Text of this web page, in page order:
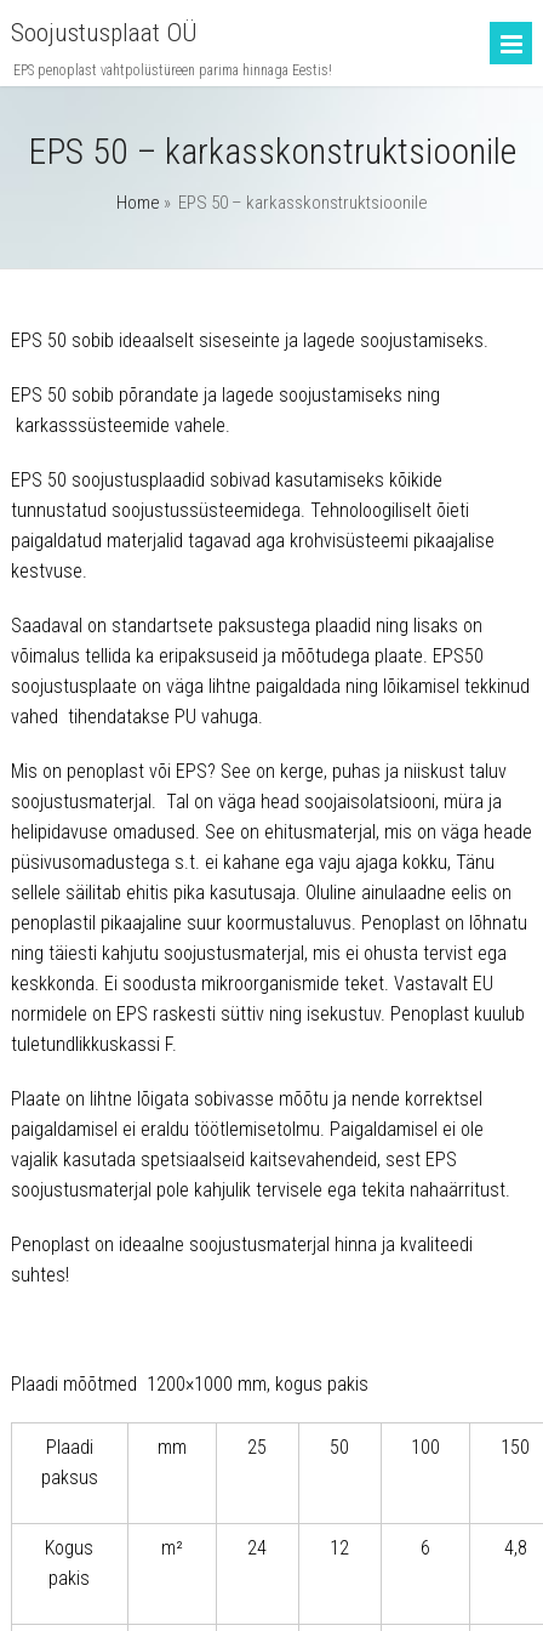
Soojustusplaat OÜ
EPS penoplast vahtpolüstüreen parima hinnaga Eestis!
EPS 50 – karkasskonstruktsioonile
Home » EPS 50 – karkasskonstruktsioonile
EPS 50 sobib ideaalselt siseseinte ja lagede soojustamiseks.
EPS 50 sobib põrandate ja lagede soojustamiseks ning
karkasssüsteemide vahele.
EPS 50 soojustusplaadid sobivad kasutamiseks kõikide
tunnustatud soojustussüsteemidega. Tehnoloogiliselt õieti
paigaldatud materjalid tagavad aga krohvisüsteemi pikaajalise
kestvuse.
Saadaval on standartsete paksustega plaadid ning lisaks on
võimalus tellida ka eripaksuseid ja mõõtudega plaate. EPS50
soojustusplaate on väga lihtne paigaldada ning lõikamisel tekkinud
vahed tihendatakse PU vahuga.
Mis on penoplast või EPS? See on kerge, puhas ja niiskust taluv
soojustusmaterjal. Tal on väga head soojaisolatsiooni, müra ja
helipidavuse omadused. See on ehitusmaterjal, mis on väga heade
püsivusomadustega s.t. ei kahane ega vaju ajaga kokku, Tänu
sellele säilitab ehitis pika kasutusaja. Oluline ainulaadne eelis on
penoplastil pikaajaline suur koormustaluvus. Penoplast on lõhnatu
ning täiesti kahjutu soojustusmaterjal, mis ei ohusta tervist ega
keskkonda. Ei soodusta mikroorganismide teket. Vastavalt EU
normidele on EPS raskesti süttiv ning isekustuv. Penoplast kuulub
tuletundlikkuskassi F.
Plaate on lihtne lõigata sobivasse mõõtu ja nende korrektsel
paigaldamisel ei eraldu töötlemisetolmu. Paigaldamisel ei ole
vajalik kasutada spetsiaalseid kaitsevahendeid, sest EPS
soojustusmaterjal pole kahjulik tervisele ega tekita nahaärritust.
Penoplast on ideaalne soojustusmaterjal hinna ja kvaliteedi
suhtes!
Plaadi mõõtmed 1200×1000 mm, kogus pakis
Plaadi
paksus
mm 25 50 100 150
Kogus
pakis
m² 24 12 6 4,8